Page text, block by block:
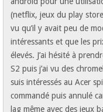
Bonjour,
Tout d’abord merci pour
trouve très complets.
Je viens de commencer à
chromebook et j’ai
les modèles.
Initialement je voulais